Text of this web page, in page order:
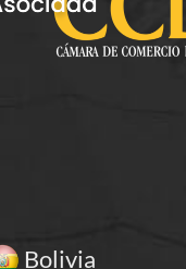
Bolivia